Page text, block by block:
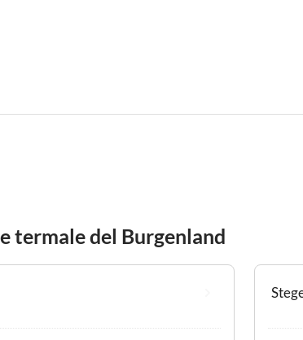
termale del Burgenland